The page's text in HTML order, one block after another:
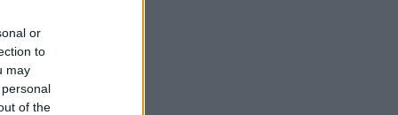
or
to
may
of the